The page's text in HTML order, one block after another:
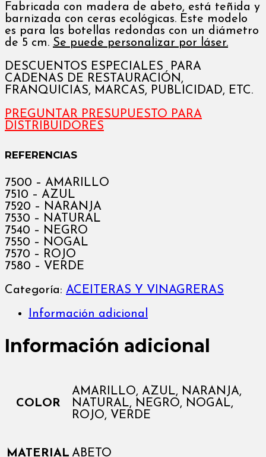
Fabricada con madera de abeto, está teñida y
barnizada con ceras ecológicas. Este modelo
es para las botellas redondas con un diámetro
de 5 cm. Se puede personalizar por láser.
DESCUENTOS ESPECIALES PARA
CADENAS DE RESTAURACIÓN,
FRANQUICIAS, MARCAS, PUBLICIDAD, ETC.
PREGUNTAR PRESUPUESTO PARA
DISTRIBUIDORES
REFERENCIAS
7500 – AMARILLO
7510 – AZUL
7520 – NARANJA
7530 – NATURAL
7540 – NEGRO
7550 – NOGAL
7570 – ROJO
7580 – VERDE
Categoría: ACEITERAS Y VINAGRERAS
Información adicional
Información adicional
COLOR
AMARILLO, AZUL, NARANJA,
NATURAL, NEGRO, NOGAL,
ROJO, VERDE
MATERIAL ABETO